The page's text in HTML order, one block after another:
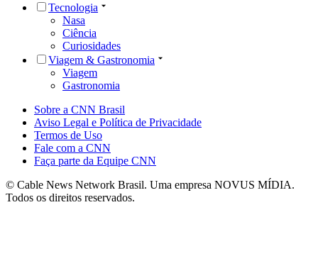
Tecnologia
Nasa
Ciência
Curiosidades
Viagem & Gastronomia
Viagem
Gastronomia
Sobre a CNN Brasil
Aviso Legal e Política de Privacidade
Termos de Uso
Fale com a CNN
Faça parte da Equipe CNN
© Cable News Network Brasil. Uma empresa NOVUS MÍDIA.
Todos os direitos reservados.